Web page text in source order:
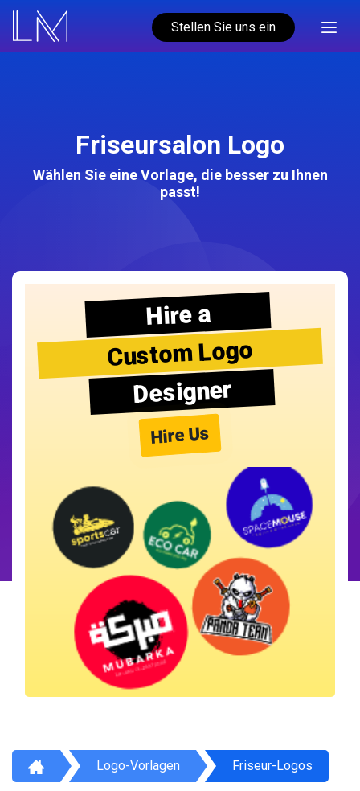
Stellen Sie uns ein
Friseursalon Logo
Wählen Sie eine Vorlage, die besser zu Ihnen
passt!
Hire a
Custom Logo
Designer
Hire Us
Logo-Vorlagen Friseur-Logos